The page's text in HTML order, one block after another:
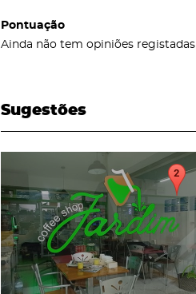
Pontuação
Ainda não tem opiniões registadas
Sugestões